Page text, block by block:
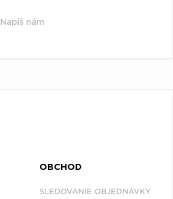
nám
OBCHOD
SLEDOVANIE OBJEDNÁVKY